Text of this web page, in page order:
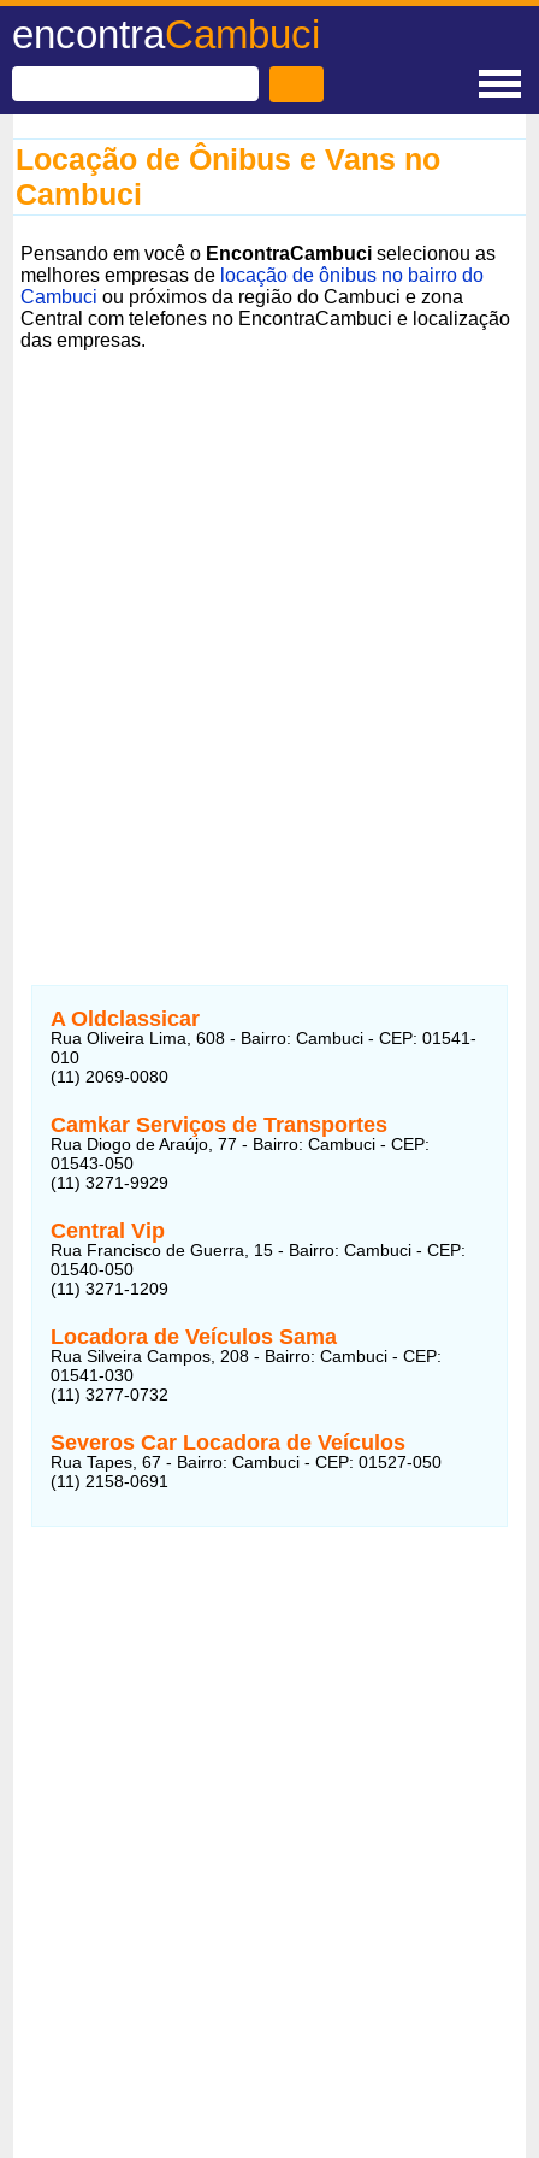
encontraCambuci
Locação de Ônibus e Vans no
Cambuci
Pensando em você o EncontraCambuci selecionou as
melhores empresas de locação de ônibus no bairro do
Cambuci ou próximos da região do Cambuci e zona
Central com telefones no EncontraCambuci e localização
das empresas.
A Oldclassicar
Rua Oliveira Lima, 608 - Bairro: Cambuci - CEP: 01541-
010
(11) 2069-0080
Camkar Serviços de Transportes
Rua Diogo de Araújo, 77 - Bairro: Cambuci - CEP:
01543-050
(11) 3271-9929
Central Vip
Rua Francisco de Guerra, 15 - Bairro: Cambuci - CEP:
01540-050
(11) 3271-1209
Locadora de Veículos Sama
Rua Silveira Campos, 208 - Bairro: Cambuci - CEP:
01541-030
(11) 3277-0732
Severos Car Locadora de Veículos
Rua Tapes, 67 - Bairro: Cambuci - CEP: 01527-050
(11) 2158-0691